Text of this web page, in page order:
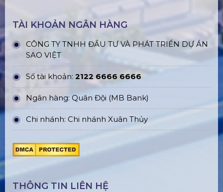
TÀI KHOẢN NGÂN HÀNG
CÔNG TY TNHH ĐẦU TƯ VÀ PHÁT TRIỂN DỰ ÁN
SAO VIỆT
Số tài khoản: 2122 6666 6666
Ngân hàng: Quân Đội (MB Bank)
Chi nhánh: Chi nhánh Xuân Thủy
THÔNG TIN LIÊN HỆ